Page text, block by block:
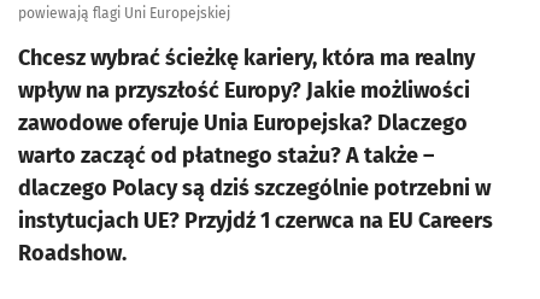
powiewają flagi Uni Europejskiej
Chcesz wybrać ścieżkę kariery, która ma realny
wpływ na przyszłość Europy? Jakie możliwości
zawodowe oferuje Unia Europejska? Dlaczego
warto zacząć od płatnego stażu? A także –
dlaczego Polacy są dziś szczególnie potrzebni w
instytucjach UE? Przyjdź 1 czerwca na EU Careers
Roadshow.